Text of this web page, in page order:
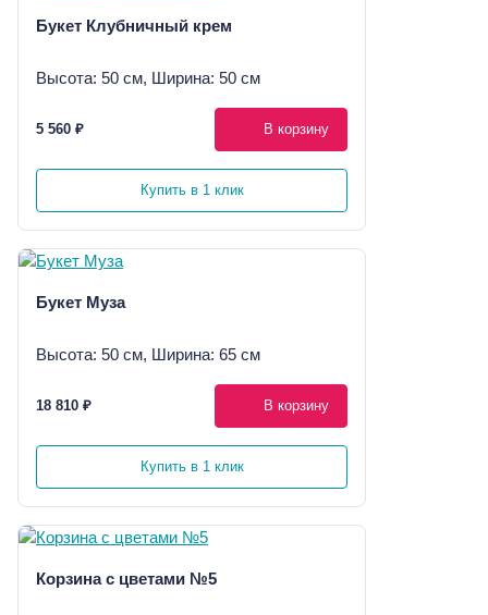
Букет Клубничный крем
Высота: 50 см, Ширина: 50 см
5 560 ₽ В корзину
Купить в 1 клик
Букет Муза
Высота: 50 см, Ширина: 65 см
18 810 ₽ В корзину
Купить в 1 клик
Корзина с цветами №5